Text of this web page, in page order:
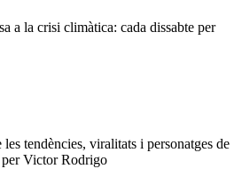
a la crisi climàtica: cada dissabte per
tendències, viralitats i personatges de
Victor Rodrigo